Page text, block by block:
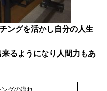
ングを活かし自分の人生
るようになり人間力もあ
グの流れ